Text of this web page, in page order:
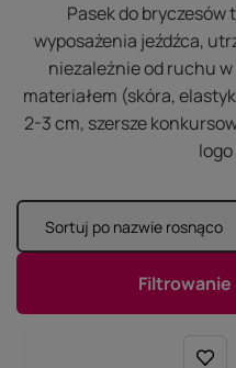
Pasek do
wyposażenia jeźdźca,
niezależnie od ruchu
materiałem (skóra,
2-3 cm, szersze
Zmień sortowanie
Sortuj po nazwie rosnąco
Filtrowanie